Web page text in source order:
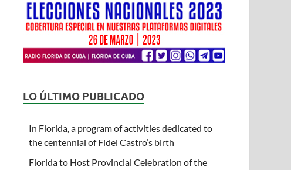
LO ÚLTIMO PUBLICADO
In Florida, a program of activities dedicated to
the centennial of Fidel Castro’s birth
Florida to Host Provincial Celebration of the